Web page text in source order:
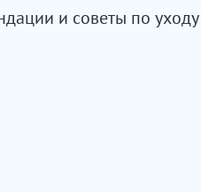
и советы по